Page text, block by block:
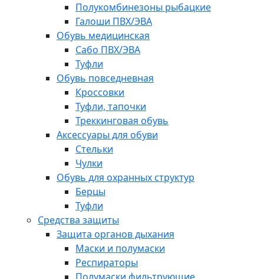
Полукомбинезоны рыбацкие
Галоши ПВХ/ЭВА
Обувь медицинская
Сабо ПВХ/ЭВА
Туфли
Обувь повседневная
Кроссовки
Туфли, тапочки
Треккинговая обувь
Аксессуары для обуви
Стельки
Чулки
Обувь для охранных структур
Берцы
Туфли
Средства защиты
Защита органов дыхания
Маски и полумаски
Респираторы